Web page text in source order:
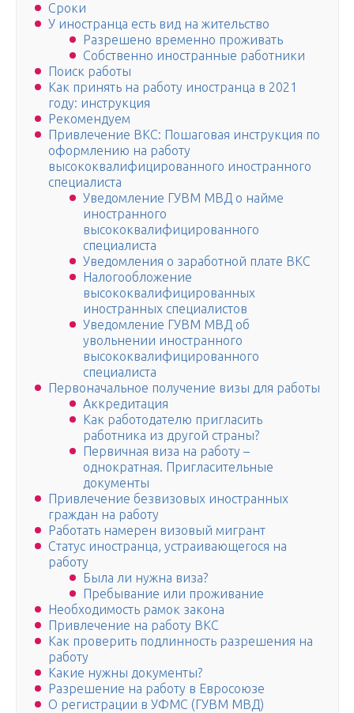
Сроки
У иностранца есть вид на жительство
Разрешено временно проживать
Собственно иностранные работники
Поиск работы
Как принять на работу иностранца в 2021
году: инструкция
Рекомендуем
Привлечение ВКС: Пошаговая инструкция по
оформлению на работу
высококвалифицированного иностранного
специалиста
Уведомление ГУВМ МВД о найме
иностранного
высококвалифицированного
специалиста
Уведомления о заработной плате ВКС
Налогообложение
высококвалифицированных
иностранных специалистов
Уведомление ГУВМ МВД об
увольнении иностранного
высококвалифицированного
специалиста
Первоначальное получение визы для работы
Аккредитация
Как работодателю пригласить
работника из другой страны?
Первичная виза на работу –
однократная. Пригласительные
документы
Привлечение безвизовых иностранных
граждан на работу
Работать намерен визовый мигрант
Статус иностранца, устраивающегося на
работу
Была ли нужна виза?
Пребывание или проживание
Необходимость рамок закона
Привлечение на работу ВКС
Как проверить подлинность разрешения на
работу
Какие нужны документы?
Разрешение на работу в Евросоюзе
О регистрации в УФМС (ГУВМ МВД)